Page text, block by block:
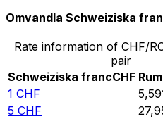
Omvandla Schweiziska
Rate information of CHF/
pair
Schweiziska francCHF
1 CHF
5 CHF